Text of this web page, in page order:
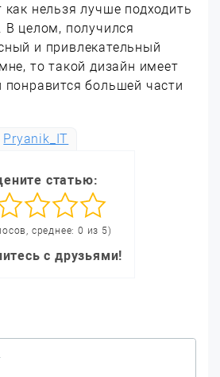
как нельзя лучше подходить
В целом, получился
и привлекательный
то такой дизайн имеет
большей части
Pryanik_IT
статью:
среднее: 0 из 5)
с друзьями!